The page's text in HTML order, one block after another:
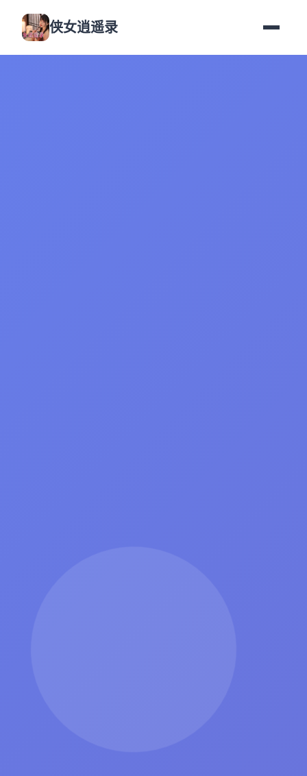
侠女逍遥录